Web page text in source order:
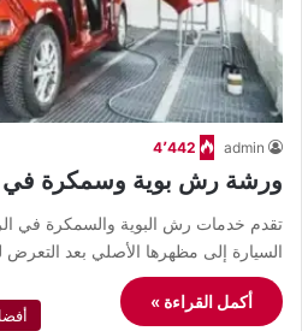
admin 4٬442
ورشة رش بوية وسمكرة في
تقدم خدمات رش البوية والسمكرة في
السيارة إلى مظهرها الأصلي بعد
أكمل القراءة »